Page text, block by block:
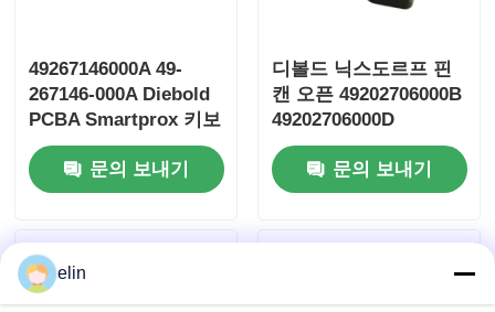
49267146000A 49-
267146-000A Diebold
PCBA Smartprox 키보
드 2.0
문의 보내기
디볼드 닉스도르프 핀
캔 오픈 49202706000B
49202706000D
49202706000E
문의 보내기
elin